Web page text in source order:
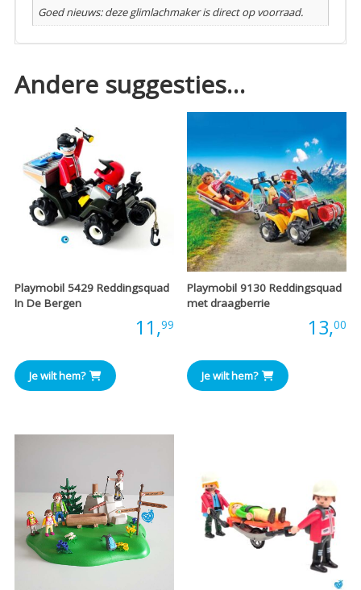
Goed nieuws: deze glimlachmaker is direct op voorraad.
Andere suggesties…
Playmobil 5429 Reddingsquad
In De Bergen
11,99
Je wilt hem?
Playmobil 9130 Reddingsquad
met draagberrie
13,00
Je wilt hem?